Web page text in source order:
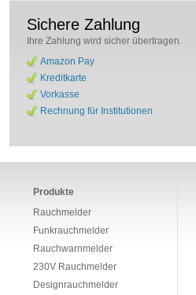
Sichere Zahlung
Ihre Zahlung wird sicher übertragen.
Amazon Pay
Kreditkarte
Vorkasse
Rechnung für Institutionen
Produkte
Rauchmelder
Funkrauchmelder
Rauchwarnmelder
230V Rauchmelder
Designrauchmelder